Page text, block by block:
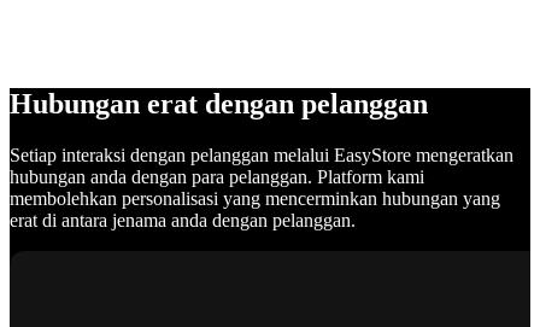
Hubungan erat dengan pelanggan
Setiap interaksi dengan pelanggan melalui EasyStore mengeratkan
hubungan anda dengan para pelanggan. Platform kami
membolehkan personalisasi yang mencerminkan hubungan yang
erat di antara jenama anda dengan pelanggan.